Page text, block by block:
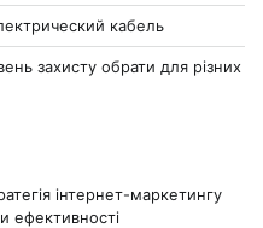
кабель
захисту обрати для різних
інтернет-маркетингу
ефективності